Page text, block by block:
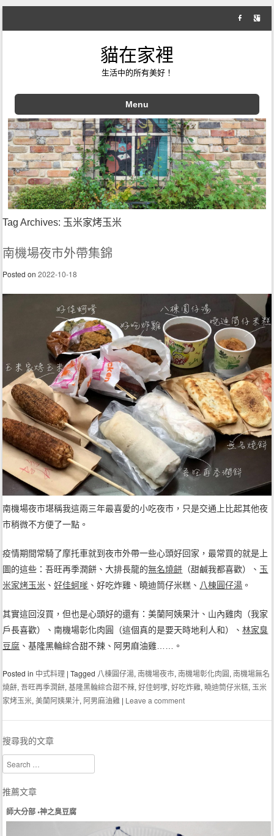
貓在家裡
生活中的所有美好！
Menu
Skip to content
Tag Archives: 玉米家烤玉米
南機場夜市外帶集錦
Posted on2022-10-18
南機場夜市堪稱我這兩三年最喜愛的小吃夜市，只是交通上比起其他夜
市稍微不方便了一點。
疫情期間常騎了摩托車就到夜市外帶一些心頭好回家，最常買的就是上
圖的這些：吾旺再季潤餅、大排長龍的無名燒餅 （甜鹹我都喜歡）、 玉
米家烤玉米 、好佳蚵嗲 、好吃炸雞、曉迪筒仔米糕、 八棟圓仔湯 。
其實這回沒買，但也是心頭好的還有：美蘭阿姨果汁、山內雞肉（我家
戶長喜歡）、南機場彰化肉圓（這個真的是要天時地利人和）、林家臭
豆腐 、基隆黑輪綜合甜不辣、阿男麻油雞……。
Posted in 中式料理 |Tagged 八棟圓仔湯,南機場夜市,南機場彰化肉圓,南機場無名
燒餅,吾旺再季潤餅,基隆黑輪綜合甜不辣,好佳蚵嗲,好吃炸雞, 曉迪筒仔米糕, 玉米
家烤玉米,美蘭阿姨果汁, 阿男麻油雞 | Leave a comment
搜尋我的文章
Search
推薦文章
師大分部 •神之臭豆腐